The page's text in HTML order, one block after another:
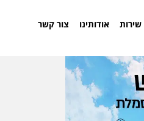
שירות אודותינו צור קשר